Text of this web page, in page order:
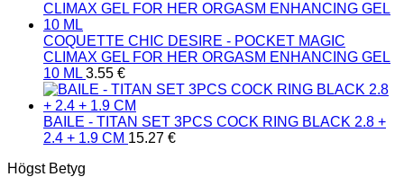
COQUETTE CHIC DESIRE - POCKET MAGIC
CLIMAX GEL FOR HER ORGASM ENHANCING GEL
10 ML 3.55 €
BAILE - TITAN SET 3PCS COCK RING BLACK 2.8 +
2.4 + 1.9 CM 15.27 €
Högst Betyg